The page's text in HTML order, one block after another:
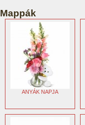
Ezt küldöm »
Mappák
ANYÁK NAPJA